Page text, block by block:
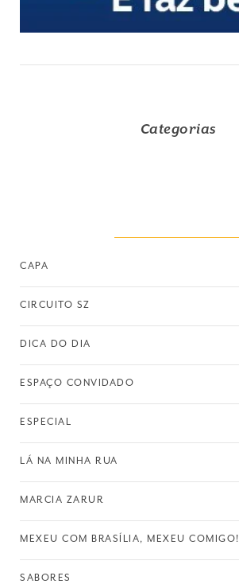
Categorias
CAPA
CIRCUITO SZ
DICA DO DIA
ESPAÇO CONVIDADO
ESPECIAL
LÁ NA MINHA RUA
MARCIA ZARUR
MEXEU COM BRASÍLIA, MEXEU COMIGO!
SABORES